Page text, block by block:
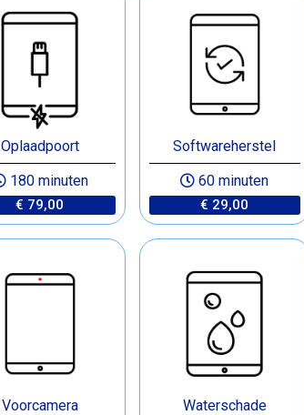
Oplaadpoort
180 minuten
€ 79,00
Softwareherstel
60 minuten
€ 29,00
Voorcamera
Waterschade